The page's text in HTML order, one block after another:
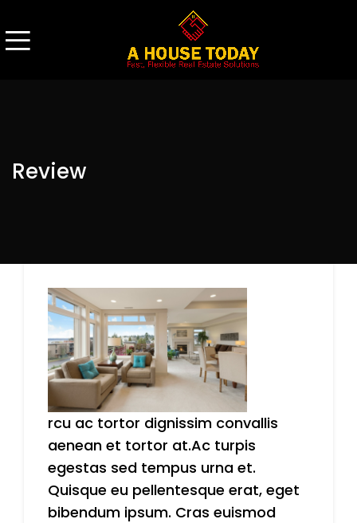
Review
rcu ac tortor dignissim convallis
aenean et tortor at.Ac turpis
egestas sed tempus urna et.
Quisque eu pellentesque erat, eget
bibendum ipsum. Cras euismod